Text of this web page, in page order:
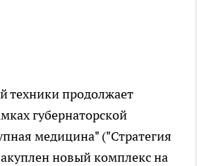
техники продолжает
губернаторской
медицина" ("Стратегия
новый комплекс на